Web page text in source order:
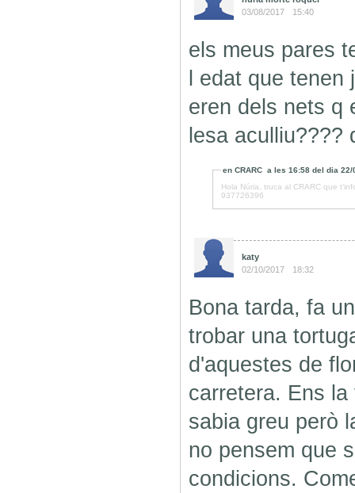
03/08/2017
15:40
els meus pares
l edat que tenen
eren dels nets q
lesa aculliu????
enCRARC a les16:58 del dia22/
Hola Núria, truca al CRARC que
937726396
katy
02/10/2017
18:32
Bona tarda, fa
trobar una
d'aquestes de
carretera. Ens
sabia greu però
no pensem que
condicions.